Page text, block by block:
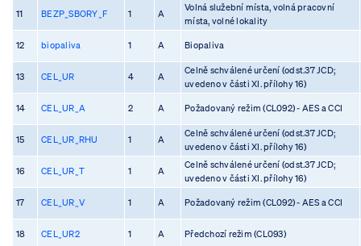
11 BEZP_SBORY_F 1 A
Volná služební místa, volná pracovní
místa, volné lokality
12 biopaliva 1 A Biopaliva
13 CEL_UR 4 A
Celně schválené určení (odst.37 JCD;
uvedeno v části XI. přílohy 16)
14 CEL_UR_A 2 A Požadovaný režim (CL092) - AES a CCI
15 CEL_UR_RHU 1 A
Celně schválené určení (odst.37 JCD;
uvedeno v části XI. přílohy 16)
16 CEL_UR_T 1 A
Celně schválené určení (odst.37 JCD;
uvedeno v části XI. přílohy 16)
17 CEL_UR_V 1 A Požadovaný režim (CL092) - AES a CCI
18 CEL_UR2 1 A Předchozí režim (CL093)